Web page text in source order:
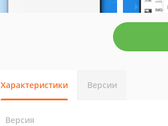
Характеристики Версии
Версия